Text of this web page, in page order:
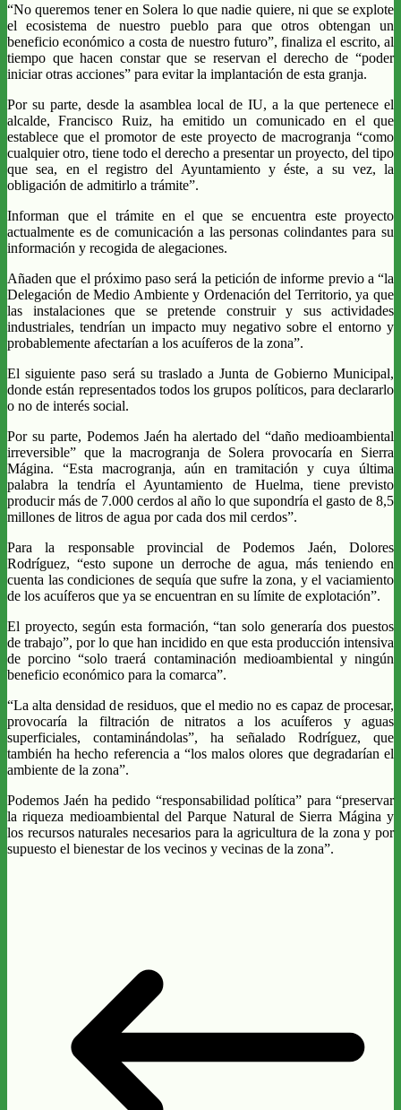
“No queremos tener en Solera lo que nadie quiere, ni que se explote
el ecosistema de nuestro pueblo para que otros obtengan un
beneficio económico a costa de nuestro futuro”, finaliza el escrito, al
tiempo que hacen constar que se reservan el derecho de “poder
iniciar otras acciones” para evitar la implantación de esta granja.
Por su parte, desde la asamblea local de IU, a la que pertenece el
alcalde, Francisco Ruiz, ha emitido un comunicado en el que
establece que el promotor de este proyecto de macrogranja “como
cualquier otro, tiene todo el derecho a presentar un proyecto, del tipo
que sea, en el registro del Ayuntamiento y éste, a su vez, la
obligación de admitirlo a trámite”.
Informan que el trámite en el que se encuentra este proyecto
actualmente es de comunicación a las personas colindantes para su
información y recogida de alegaciones.
Añaden que el próximo paso será la petición de informe previo a “la
Delegación de Medio Ambiente y Ordenación del Territorio, ya que
las instalaciones que se pretende construir y sus actividades
industriales, tendrían un impacto muy negativo sobre el entorno y
probablemente afectarían a los acuíferos de la zona”.
El siguiente paso será su traslado a Junta de Gobierno Municipal,
donde están representados todos los grupos políticos, para declararlo
o no de interés social.
Por su parte, Podemos Jaén ha alertado del “daño medioambiental
irreversible” que la macrogranja de Solera provocaría en Sierra
Mágina. “Esta macrogranja, aún en tramitación y cuya última
palabra la tendría el Ayuntamiento de Huelma, tiene previsto
producir más de 7.000 cerdos al año lo que supondría el gasto de 8,5
millones de litros de agua por cada dos mil cerdos”.
Para la responsable provincial de Podemos Jaén, Dolores
Rodríguez, “esto supone un derroche de agua, más teniendo en
cuenta las condiciones de sequía que sufre la zona, y el vaciamiento
de los acuíferos que ya se encuentran en su límite de explotación”.
El proyecto, según esta formación, “tan solo generaría dos puestos
de trabajo”, por lo que han incidido en que esta producción intensiva
de porcino “solo traerá contaminación medioambiental y ningún
beneficio económico para la comarca”.
“La alta densidad de residuos, que el medio no es capaz de procesar,
provocaría la filtración de nitratos a los acuíferos y aguas
superficiales, contaminándolas”, ha señalado Rodríguez, que
también ha hecho referencia a “los malos olores que degradarían el
ambiente de la zona”.
Podemos Jaén ha pedido “responsabilidad política” para “preservar
la riqueza medioambiental del Parque Natural de Sierra Mágina y
los recursos naturales necesarios para la agricultura de la zona y por
supuesto el bienestar de los vecinos y vecinas de la zona”.